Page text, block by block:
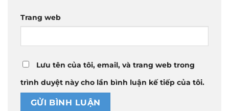
Trang web
Lưu tên của tôi, email, và trang web trong
trình duyệt này cho lần bình luận kế tiếp của tôi.